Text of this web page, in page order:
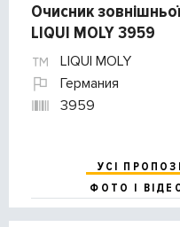
Очисник
LIQUI MOLY 3959
LIQUI MOLY
Германия
3959
УСІ
ФОТО І